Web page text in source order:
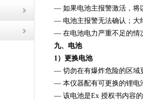
— 如果电池主报警激活，将
— 电池主报警无法确认；大
— 在电池电力严重不足的情
九、电池
1）更换电池
— 切勿在有爆炸危险的区域
— 本仪器配有可更换的锂电
— 该电池是Ex 授权书内容